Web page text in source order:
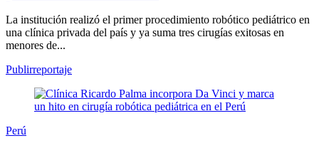
La institución realizó el primer procedimiento robótico pediátrico en
una clínica privada del país y ya suma tres cirugías exitosas en
menores de...
Publirreportaje
Perú